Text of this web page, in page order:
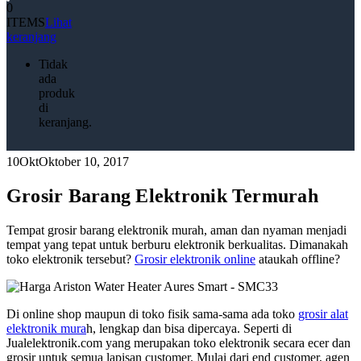
0
ITEMSLihat
keranjang
Tidak
ada
produk
di
keranjang.
10OktOktober 10, 2017
Grosir Barang Elektronik Termurah
Tempat grosir barang elektronik murah, aman dan nyaman menjadi
tempat yang tepat untuk berburu elektronik berkualitas. Dimanakah
toko elektronik tersebut? Grosir elektronik online ataukah offline?
Di online shop maupun di toko fisik sama-sama ada toko grosir alat
elektronik murah, lengkap dan bisa dipercaya. Seperti di
Jualelektronik.com yang merupakan toko elektronik secara ecer dan
grosir untuk semua lapisan customer. Mulai dari end customer, agen